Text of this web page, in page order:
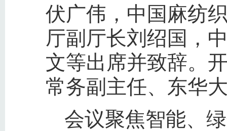
伏广伟，中国麻纺
厅副厅长刘绍国，
文等出席并致辞。
常务副主任、东华
会议聚焦智能、